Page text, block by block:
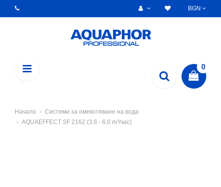
BGN
0
Начало
Системи за омекотяване на вода
AQUAEFFECT SF 2162 (3,6 - 6,0 m³/час)